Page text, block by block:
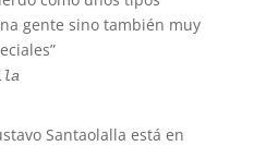
gente sino también muy
Santaolalla está en